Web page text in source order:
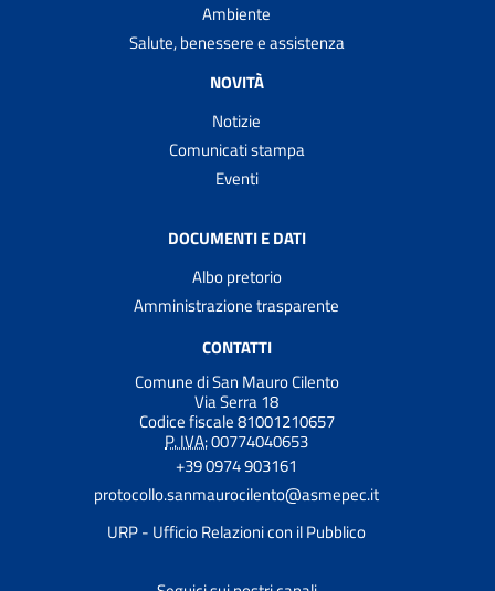
Ambiente
Salute, benessere e assistenza
NOVITÀ
Notizie
Comunicati stampa
Eventi
DOCUMENTI E DATI
Albo pretorio
Amministrazione trasparente
CONTATTI
Comune di San Mauro Cilento
Via Serra 18
Codice fiscale 81001210657
P. IVA:00774040653
+39 0974 903161
protocollo.sanmaurocilento@asmepec.it
URP - Ufficio Relazioni con il Pubblico